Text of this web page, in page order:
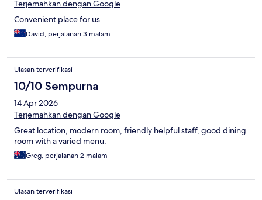
Terjemahkan dengan Google
Convenient place for us
David, perjalanan 3 malam
Ulasan terverifikasi
10/10 Sempurna
14 Apr 2026
Terjemahkan dengan Google
Great location, modern room, friendly helpful staff, good dining
room with a varied menu.
Greg, perjalanan 2 malam
Ulasan terverifikasi